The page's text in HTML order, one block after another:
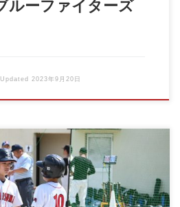
ルーファイターズ
Updated 2023年9月20日